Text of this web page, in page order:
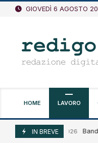
Vai
GIOVEDÌ 6 AGOSTO
HOME LAVORO
IN BREVE
Agosto 6, 2026 Bando Isi